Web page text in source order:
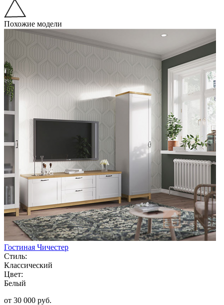
Похожие модели
Гостиная Чичестер
Стиль:
Классический
Цвет:
Белый
от 30 000 руб.